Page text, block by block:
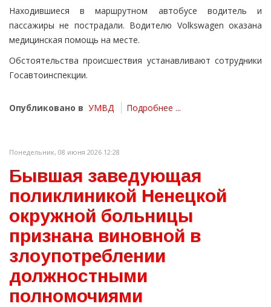
Находившиеся в маршрутном автобусе водитель и
пассажиры не пострадали. Водителю Volkswagen оказана
медицинская помощь на месте.
Обстоятельства происшествия устанавливают сотрудники
Госавтоинспекции.
Опубликовано в УМВД Подробнее ...
Понедельник, 08 июня 2026 12:28
Бывшая заведующая
поликлиникой Ненецкой
окружной больницы
признана виновной в
злоупотреблении
должностными
полномочиями